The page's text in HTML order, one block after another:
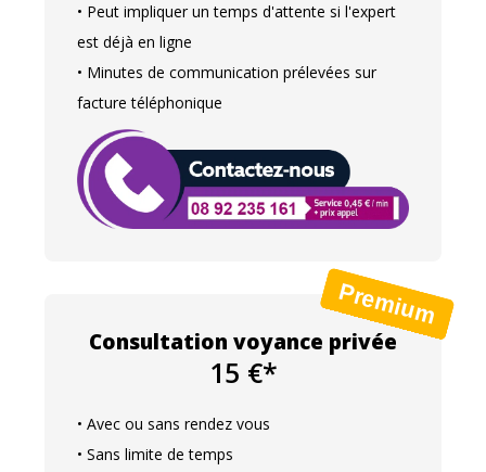
• Peut impliquer un temps d'attente si l'expert
est déjà en ligne
• Minutes de communication prélevées sur
facture téléphonique
Consultation voyance privée
15 €*
• Avec ou sans rendez vous
• Sans limite de temps